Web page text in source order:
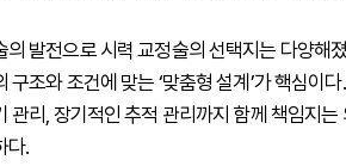
의 발전으로 시력 교정술의 선택지는 다양해
구조와 조건에 맞는 ‘맞춤형 설계’가 핵심이
관리, 장기적인 추적 관리까지 함께 책임지
다.